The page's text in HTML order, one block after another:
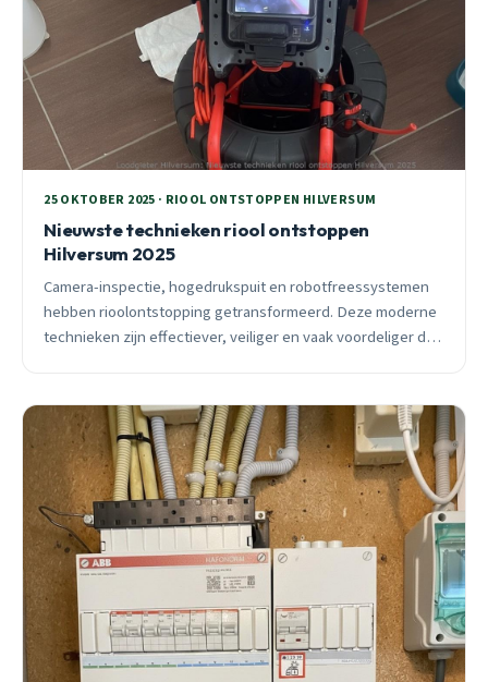
25 OKTOBER 2025 · RIOOL ONTSTOPPEN HILVERSUM
Nieuwste technieken riool ontstoppen
Hilversum 2025
Camera-inspectie, hogedrukspuit en robotfreessystemen
hebben rioolontstopping getransformeerd. Deze moderne
technieken zijn effectiever, veiliger en vaak voordeliger dan